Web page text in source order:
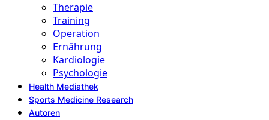
Therapie
Training
Operation
Ernährung
Kardiologie
Psychologie
Health Mediathek
Sports Medicine Research
Autoren